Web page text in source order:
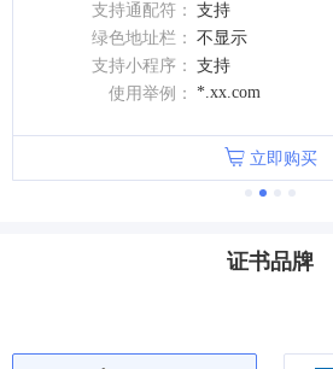
支持通配符： 支持
绿色地址栏： 不显示
支持小程序： 支持
使用举例： *.xx.com
立即购买
证书品牌